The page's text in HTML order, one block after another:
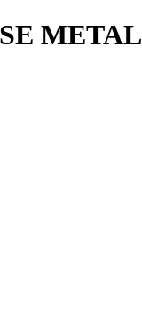
METAL